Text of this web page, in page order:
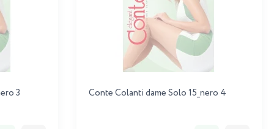
3 Conte Colanti dame Solo 15_nero 4